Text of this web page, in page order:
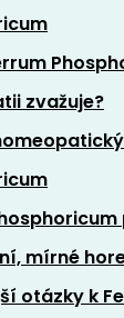
zvažuje?
mírné
otázky k